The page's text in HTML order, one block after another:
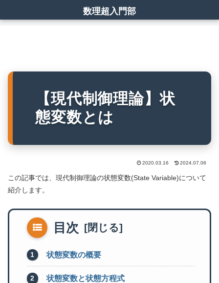
数理超入門部
【現代制御理論】状
態変数とは
2020.03.16 2024.07.06
この記事では、現代制御理論の状態変数(State Variable)について
紹介します。
目次
状態変数の概要
状態変数と状態方程式